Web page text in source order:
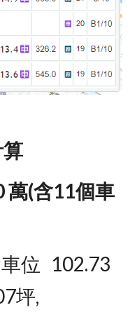
萬(含11個車
位   102.73
坪,